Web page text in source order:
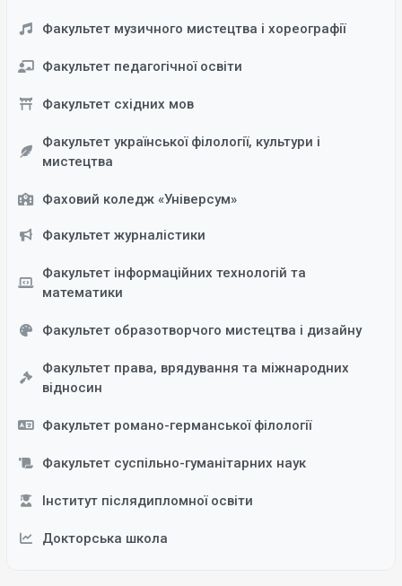
Факультет музичного мистецтва і хореографії
Факультет педагогічної освіти
Факультет східних мов
Факультет української філології, культури і
мистецтва
Фаховий коледж «Універсум»
Факультет журналістики
Факультет інформаційних технологій та
математики
Факультет образотворчого мистецтва і дизайну
Факультет права, врядування та міжнародних
відносин
Факультет романо-германської філології
Факультет суспільно-гуманітарних наук
Інститут післядипломної освіти
Докторська школа